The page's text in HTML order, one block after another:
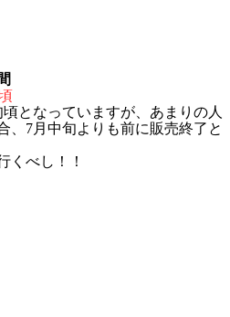
となっていますが、あまりの人
、7月中旬よりも前に販売終了と
くべし！！